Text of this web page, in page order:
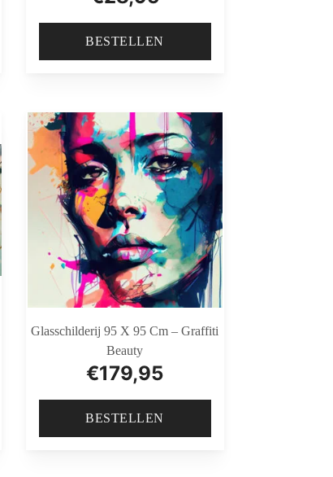
BESTELLEN
Glasschilderij 95 X 95 Cm – Graffiti
Beauty
€179,95
BESTELLEN